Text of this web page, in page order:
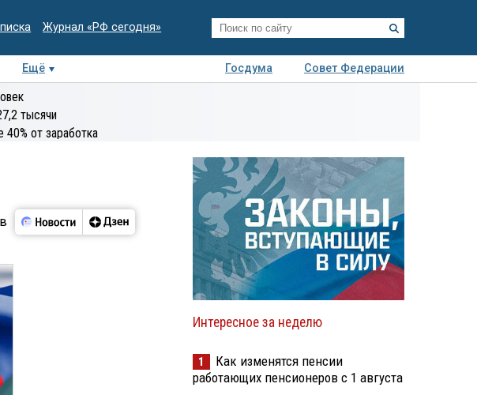
Журнал «РФ сегодня»
Ещё Госдума
Совет Федерации
тысячи
от заработка
Интересное за неделю
1
Как изменятся пенсии
работающих пенсионеров с 1 августа